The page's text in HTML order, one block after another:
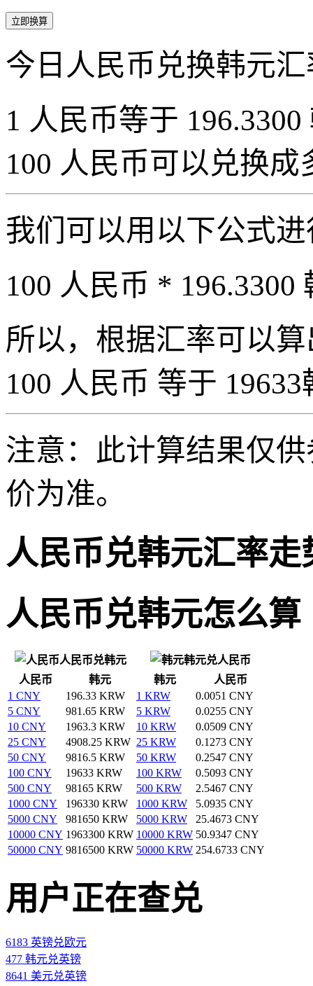
立即换算
今日人民币兑换韩元
1 人民币等于
100 人民币可以兑换成
我们可以用以下公式
100 人民币 * 196.3300
所以，根据汇率可以
100 人民币 等于
注意：此计算结果仅
价为准。
人民币兑韩元汇率走
人民币兑韩元怎么算
人民币兑韩元
韩元兑人民币
人民币
韩元 韩元
人民币
1 CNY
196.33 KRW 1 KRW
0.0051 CNY
5 CNY
981.65 KRW 5 KRW
0.0255 CNY
10 CNY
1963.3 KRW 10 KRW
0.0509 CNY
25 CNY
4908.25 KRW 25 KRW
0.1273 CNY
50 CNY
9816.5 KRW 50 KRW
0.2547 CNY
100 CNY
19633 KRW 100 KRW
0.5093 CNY
500 CNY
98165 KRW 500 KRW
2.5467 CNY
1000 CNY
196330 KRW 1000 KRW
5.0935 CNY
5000 CNY
981650 KRW 5000 KRW
25.4673 CNY
10000 CNY 1963300 KRW 10000 KRW 50.9347 CNY
50000 CNY 9816500 KRW 50000 KRW 254.6733 CNY
用户正在查兑
6183 英镑兑欧元
477 韩元兑英镑
8641 美元兑英镑